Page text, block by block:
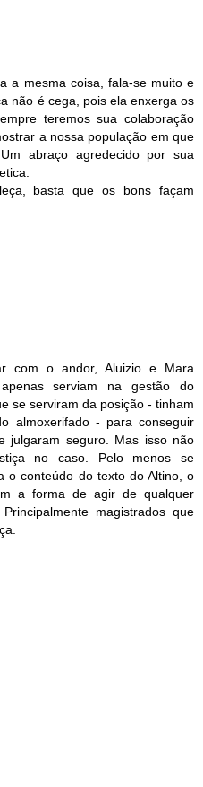
a mesma coisa, fala-se muito e
não é cega, pois ela enxerga os
teremos sua colaboração
a nossa população em que
abraço agredecido por sua
basta que os bons façam
com o andor, Aluizio e Mara
serviam na gestão do
se serviram da posição - tinham
almoxerifado - para conseguir
julgaram seguro. Mas isso não
no caso. Pelo menos se
o conteúdo do texto do Altino, o
a forma de agir de qualquer
magistrados que